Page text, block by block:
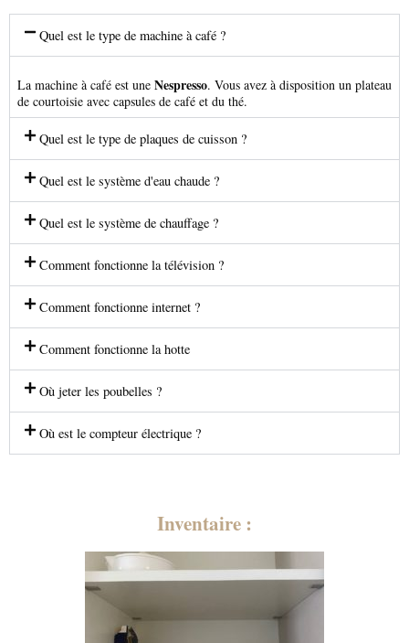
Quel est le type de machine à café ?
La machine à café est une Nespresso. Vous avez à disposition un plateau
de courtoisie avec capsules de café et du thé.
Quel est le type de plaques de cuisson ?
Quel est le système d'eau chaude ?
Quel est le système de chauffage ?
Comment fonctionne la télévision ?
Comment fonctionne internet ?
Comment fonctionne la hotte
Où jeter les poubelles ?
Où est le compteur électrique ?
Inventaire :